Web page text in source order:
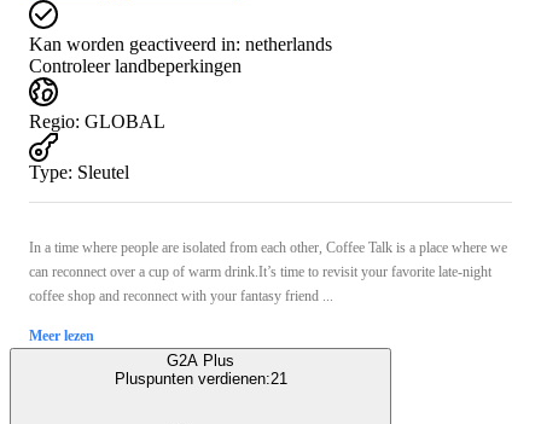
Kan worden geactiveerd in: netherlands
Controleer landbeperkingen
Regio: GLOBAL
Type: Sleutel
In a time where people are isolated from each other, Coffee Talk is a place where we
can reconnect over a cup of warm drink.It’s time to revisit your favorite late-night
coffee shop and reconnect with your fantasy friend ...
Meer lezen
G2A Plus
Pluspunten verdienen:21